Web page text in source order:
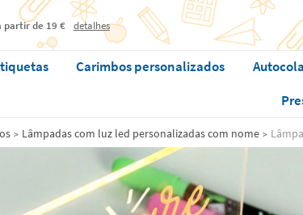
partir de 19 € detalhes
Carimbos personalizados
Lâmpadas com luz led personalizadas com nome